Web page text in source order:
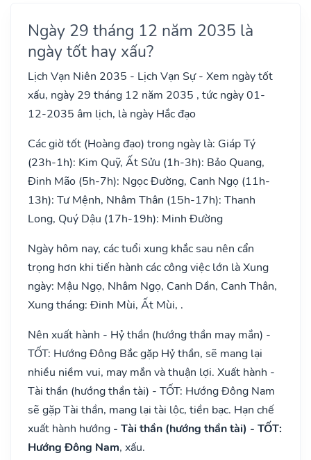
Ngày 29 tháng 12 năm 2035 là
ngày tốt hay xấu?
Lịch Vạn Niên 2035 - Lịch Vạn Sự - Xem ngày tốt
xấu, ngày 29 tháng 12 năm 2035 , tức ngày 01-
12-2035 âm lịch, là ngày Hắc đạo
Các giờ tốt (Hoàng đạo) trong ngày là: Giáp Tý
(23h-1h): Kim Quỹ, Ất Sửu (1h-3h): Bảo Quang,
Đinh Mão (5h-7h): Ngọc Đường, Canh Ngọ (11h-
13h): Tư Mệnh, Nhâm Thân (15h-17h): Thanh
Long, Quý Dậu (17h-19h): Minh Đường
Ngày hôm nay, các tuổi xung khắc sau nên cẩn
trọng hơn khi tiến hành các công việc lớn là Xung
ngày: Mậu Ngọ, Nhâm Ngọ, Canh Dần, Canh Thân,
Xung tháng: Đinh Mùi, Ất Mùi, .
Nên xuất hành - Hỷ thần (hướng thần may mắn) -
TỐT: Hướng Đông Bắc gặp Hỷ thần, sẽ mang lại
nhiều niềm vui, may mắn và thuận lợi. Xuất hành -
Tài thần (hướng thần tài) - TỐT: Hướng Đông Nam
sẽ gặp Tài thần, mang lại tài lộc, tiền bạc. Hạn chế
xuất hành hướng - Tài thần (hướng thần tài) - TỐT:
Hướng Đông Nam, xấu.